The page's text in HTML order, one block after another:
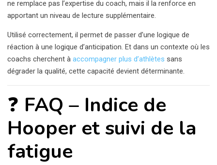
ne remplace pas l’expertise du coach, mais il la renforce en
apportant un niveau de lecture supplémentaire.
Utilisé correctement, il permet de passer d’une logique de
réaction à une logique d’anticipation. Et dans un contexte où les
coachs cherchent à accompagner plus d’athlètes sans
dégrader la qualité, cette capacité devient déterminante.
❓ FAQ – Indice de
Hooper et suivi de la
fatigue